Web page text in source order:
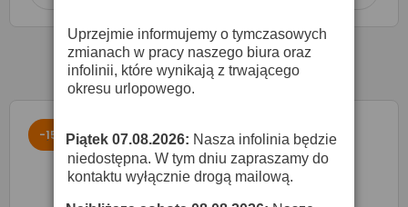
-15%
Uprzejmie informujemy o tymczasowych
zmianach w pracy naszego biura oraz
infolinii, które wynikają z trwającego
okresu urlopowego.
· Piątek 07.08.2026: Nasza infolinia będzie
niedostępna. W tym dniu zapraszamy do
kontaktu wyłącznie drogą mailową.